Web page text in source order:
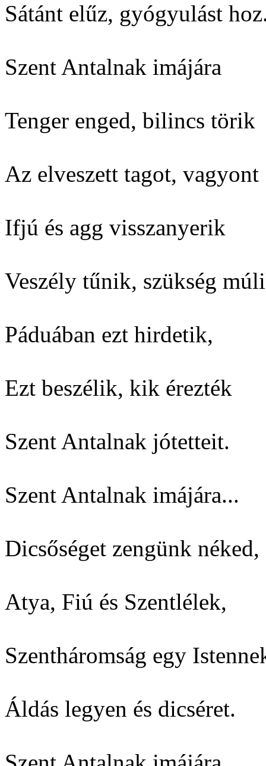
Sátánt elűz, gyógyulást
Szent Antalnak imájára
Tenger enged, bilincs törik
Az elveszett tagot, vagyont
Ifjú és agg visszanyerik
Veszély tűnik, szükség
Páduában ezt hirdetik,
Ezt beszélik, kik érezték
Szent Antalnak jótetteit.
Szent Antalnak imájára...
Dicsőséget zengünk néked,
Atya, Fiú és Szentlélek,
Szentháromság egy
Áldás legyen és dicséret.